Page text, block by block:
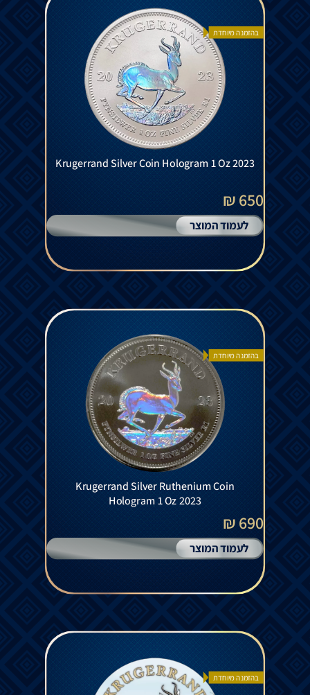
בהזמנה מיוחדת
Krugerrand Silver Coin Hologram 1 Oz 2023
650 ₪
לעמוד המוצר
בהזמנה מיוחדת
Krugerrand Silver Ruthenium Coin
Hologram 1 Oz 2023
690 ₪
לעמוד המוצר
בהזמנה מיוחדת